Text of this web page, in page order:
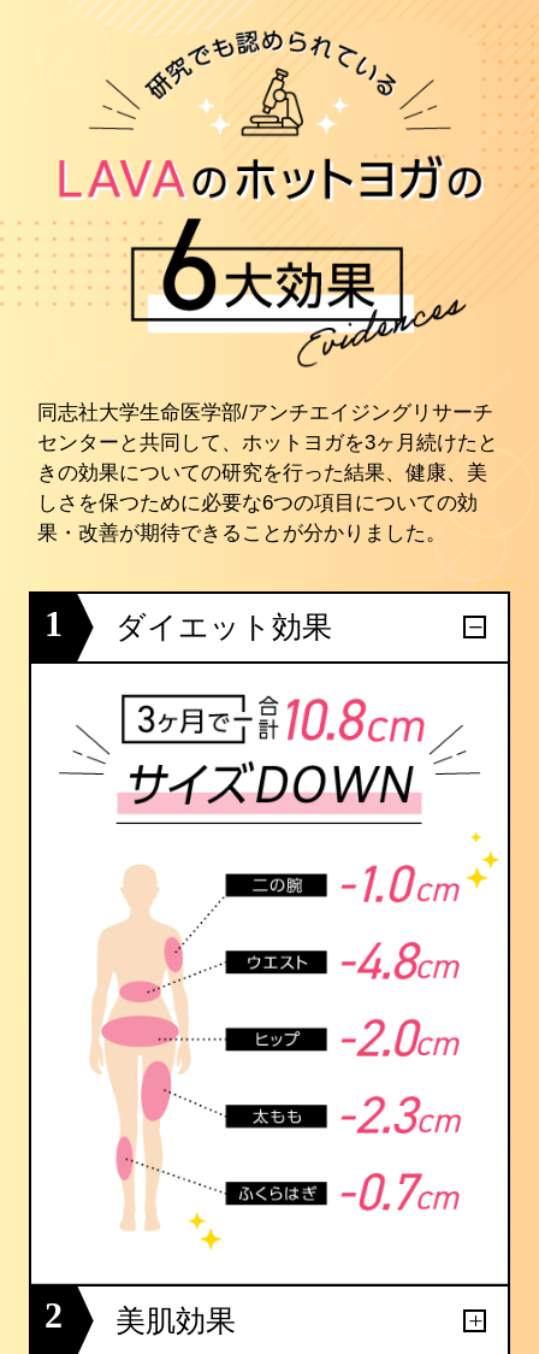
同志社大学生命医学部/アンチエイジングリサーチ
センターと共同して、ホットヨガを3ヶ月続けたと
きの効果についての研究を行った結果、健康、美
しさを保つために必要な6つの項目についての効
果・改善が期待できることが分かりました。
1 ダイエット効果
2 美肌効果